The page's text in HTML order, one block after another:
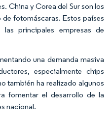
China y Corea del Sur son los
fotomáscaras. Estos países
principales empresas de
una demanda masiva
especialmente chips
también ha realizado algunos
fomentar el desarrollo de la
nacional.